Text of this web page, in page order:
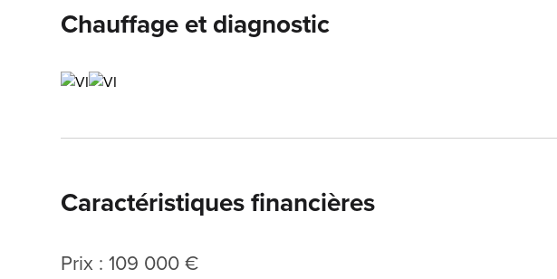
Chauffage et diagnostic
Caractéristiques financières
Prix : 109 000 €